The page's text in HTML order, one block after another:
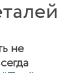
не